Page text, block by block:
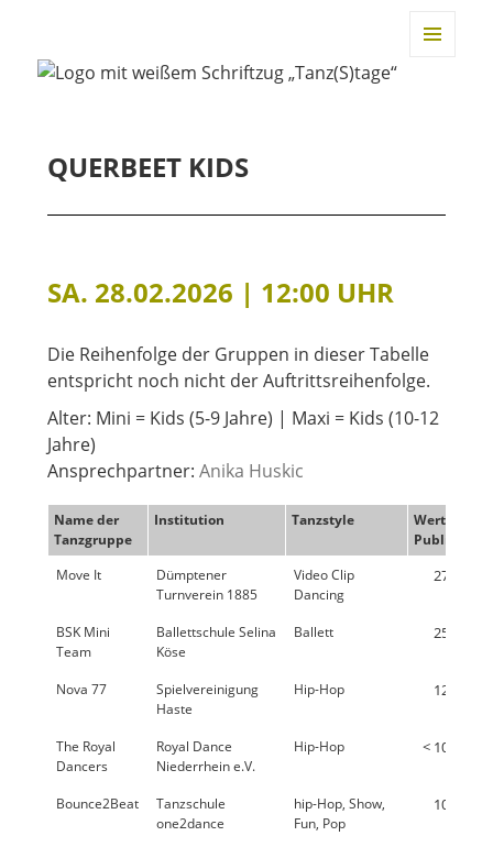
QUERBEET KIDS
SA. 28.02.2026 | 12:00 UHR
Die Reihenfolge der Gruppen in dieser Tabelle
entspricht noch nicht der Auftrittsreihenfolge.
Alter: Mini = Kids (5-9 Jahre) | Maxi = Kids (10-12
Jahre)
Ansprechpartner: Anika Huskic
Name der
Tanzgruppe
Institution Tanzstyle
Wertung
Publikum
Move It
Dümptener
Turnverein 1885
Video Clip
Dancing
27,4 %
BSK Mini
Team
Ballettschule Selina
Köse
Ballett 25,0 %
Nova 77
Spielvereinigung
Haste
Hip-Hop 12,0 %
The Royal
Dancers
Royal Dance
Niederrhein e.V.
Hip-Hop < 10,0 %
Bounce2Beat
Tanzschule
one2dance
hip-Hop, Show,
Fun, Pop
10,9 %